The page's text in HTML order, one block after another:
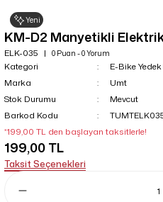
Yeni
KM-D2 Manyetikli
ELK-035 0 Puan - 0 Yorum
Kategori
E-Bike
Marka
Umt
Stok Durumu
Mevcut
Barkod Kodu
*199,00 TL den başlayan taksitlerle!
199,00 TL
Taksit Seçenekleri